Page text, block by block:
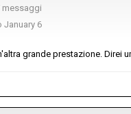
messaggi
January 6
grande prestazione. Direi